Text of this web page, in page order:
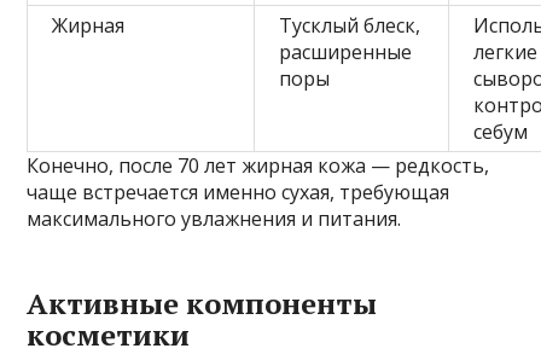
Жирная
Тусклый блеск,
расширенные
поры
себум
Конечно, после 70 лет жирная кожа — редкость,
чаще встречается именно сухая, требующая
максимального увлажнения и питания.
Активные компоненты
косметики